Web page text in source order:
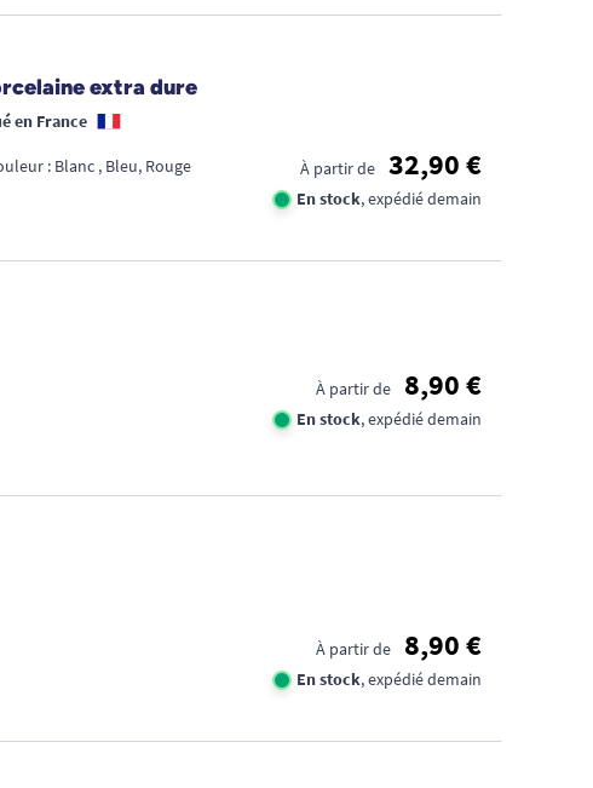
extra dure
en France
: Blanc , Bleu, Rouge À partir de 32,90 €
En stock, expédié demain
À partir de 8,90 €
En stock, expédié demain
À partir de 8,90 €
En stock, expédié demain